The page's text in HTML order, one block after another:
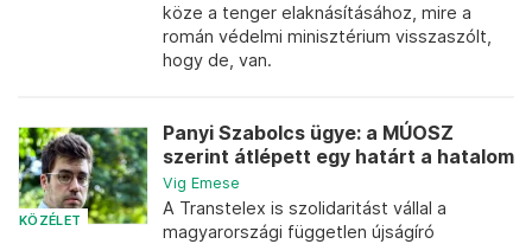
köze a tenger elaknásításához, mire a
román védelmi minisztérium visszaszólt,
hogy de, van.
KÖZÉLET
Panyi Szabolcs ügye: a MÚOSZ
szerint átlépett egy határt a hatalom
Vig Emese
A Transtelex is szolidaritást vállal a
magyarországi független újságíró